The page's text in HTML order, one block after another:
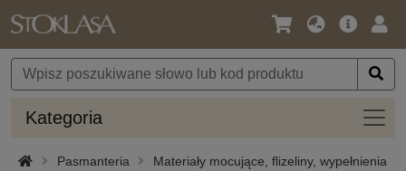
Język
Waluta
Oferta
Kategoria
Pasmanteria
Materiały mocujące, flizeliny, wypełnienia